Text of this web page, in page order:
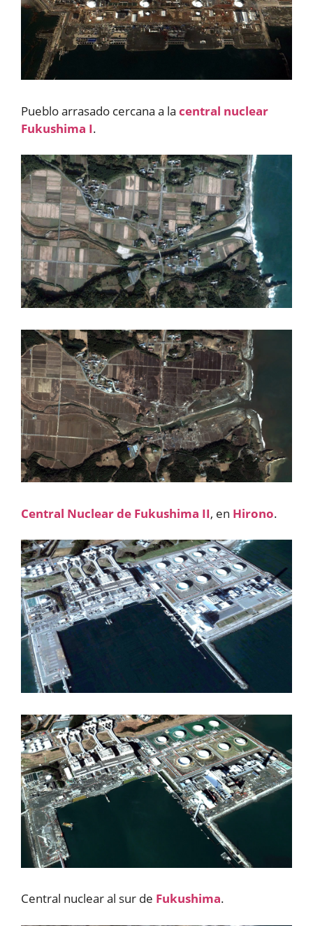
Pueblo arrasado cercana a la central nuclear
Fukushima I.
Central Nuclear de Fukushima II, en Hirono.
Central nuclear al sur de Fukushima.